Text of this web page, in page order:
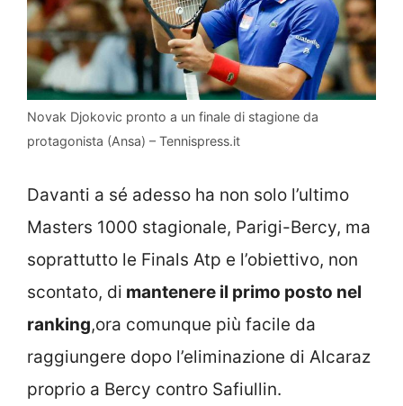
Novak Djokovic pronto a un finale di stagione da
protagonista (Ansa) – Tennispress.it
Davanti a sé adesso ha non solo l’ultimo
Masters 1000 stagionale, Parigi-Bercy, ma
soprattutto le Finals Atp e l’obiettivo, non
scontato, di mantenere il primo posto nel
ranking,ora comunque più facile da
raggiungere dopo l’eliminazione di Alcaraz
proprio a Bercy contro Safiullin.